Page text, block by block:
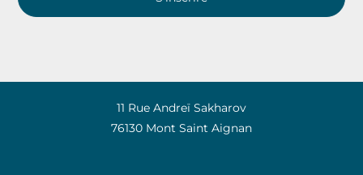
11 Rue Andreï Sakharov
76130 Mont Saint Aignan